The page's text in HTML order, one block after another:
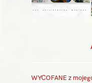
WYCOFANE z